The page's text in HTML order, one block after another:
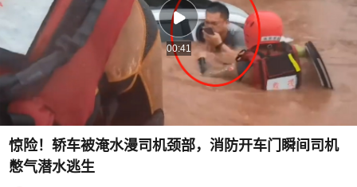
00:41
惊险！轿车被淹水漫司机颈部，消防开车门瞬间司机
憋气潜水逃生